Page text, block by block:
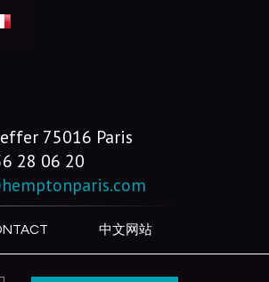
75016 Paris
28 06 20
中文网站